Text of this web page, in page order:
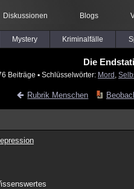
Diskussionen Blogs
Mystery Kriminalfälle
Die
Beiträge ▪ Schlüsselwörter: Mord
Rubrik Menschen